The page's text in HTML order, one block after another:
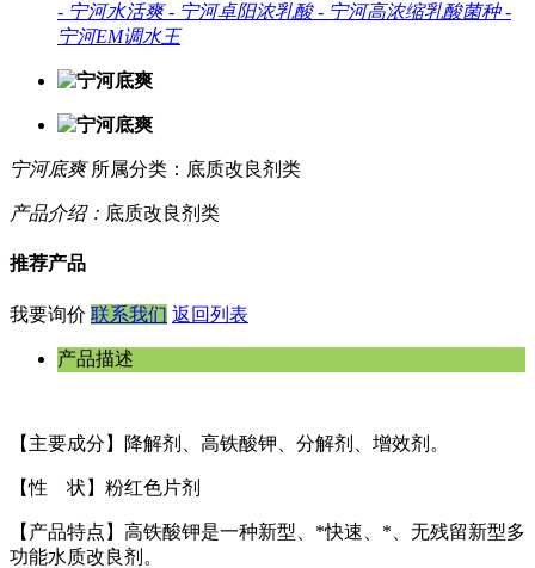
- 宁河水活爽 - 宁河卓阳浓乳酸 - 宁河高浓缩乳酸菌种 -
宁河EM调水王
宁河底爽 所属分类：底质改良剂类
产品介绍： 底质改良剂类
推荐产品
我要询价 联系我们 返回列表
产品描述
【主要成分】降解剂、高铁酸钾、分解剂、增效剂。
【性 状】粉红色片剂
【产品特点】高铁酸钾是一种新型、*快速、*、无残留新型多
功能水质改良剂。